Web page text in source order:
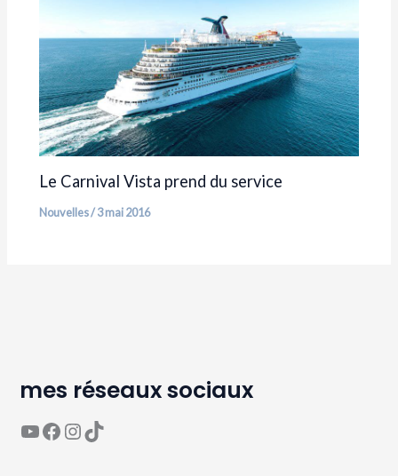
Le Carnival Vista prend du service
Nouvelles/3 mai 2016
mes réseaux sociaux
YouTube Page Facebook Avaguea Compte Instagram Avaguea Compte TikTok Avaguea